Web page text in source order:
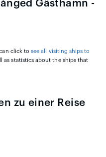
Gästhamn -
can click tosee all visiting ships to
as statistics about the ships that
zu einer Reise